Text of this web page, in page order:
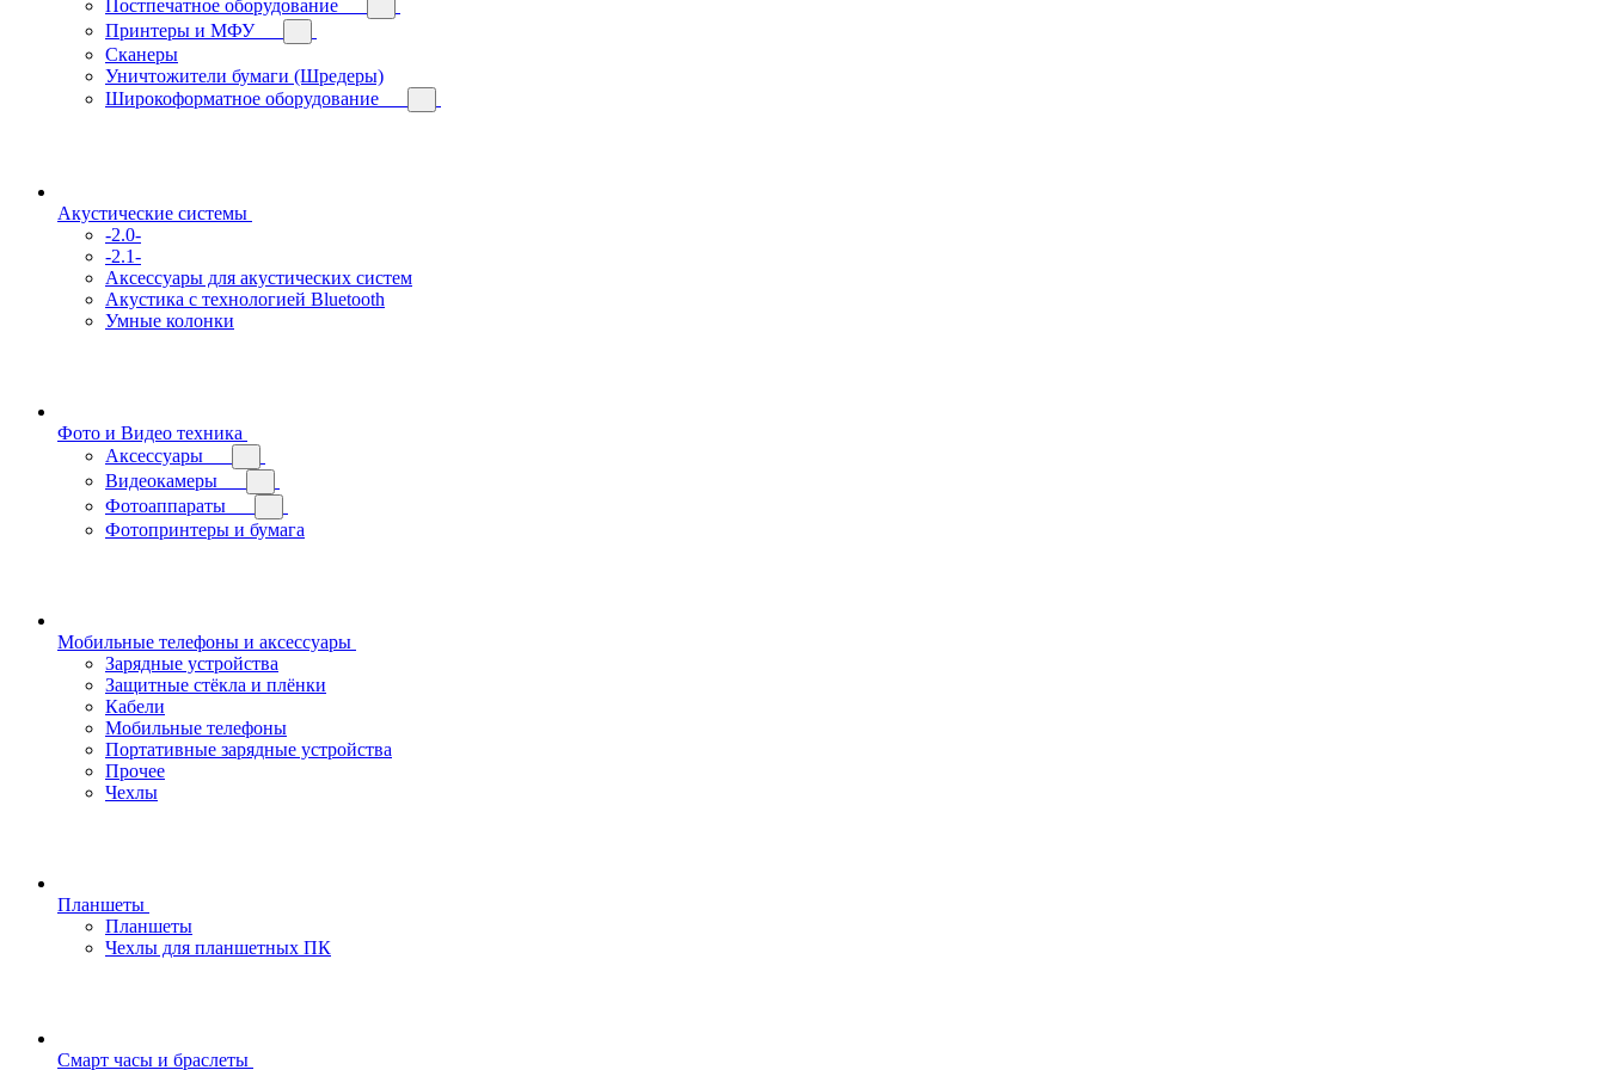
Постпечатное оборудование
Принтеры и МФУ
Сканеры
Уничтожители бумаги (Шредеры)
Широкоформатное оборудование
Акустические системы
-2.0-
-2.1-
Аксессуары для акустических систем
Акустика с технологией Bluetooth
Умные колонки
Фото и Видео техника
Аксессуары
Видеокамеры
Фотоаппараты
Фотопринтеры и бумага
Мобильные телефоны и аксессуары
Зарядные устройства
Защитные стёкла и плёнки
Кабели
Мобильные телефоны
Портативные зарядные устройства
Прочее
Чехлы
Планшеты
Планшеты
Чехлы для планшетных ПК
Смарт часы и браслеты